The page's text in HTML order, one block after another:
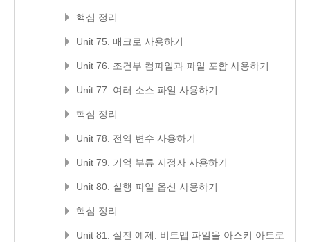
핵심 정리
Unit 75. 매크로 사용하기
Unit 76. 조건부 컴파일과 파일 포함 사용하기
Unit 77. 여러 소스 파일 사용하기
핵심 정리
Unit 78. 전역 변수 사용하기
Unit 79. 기억 부류 지정자 사용하기
Unit 80. 실행 파일 옵션 사용하기
핵심 정리
Unit 81. 실전 예제: 비트맵 파일을 아스키 아트로